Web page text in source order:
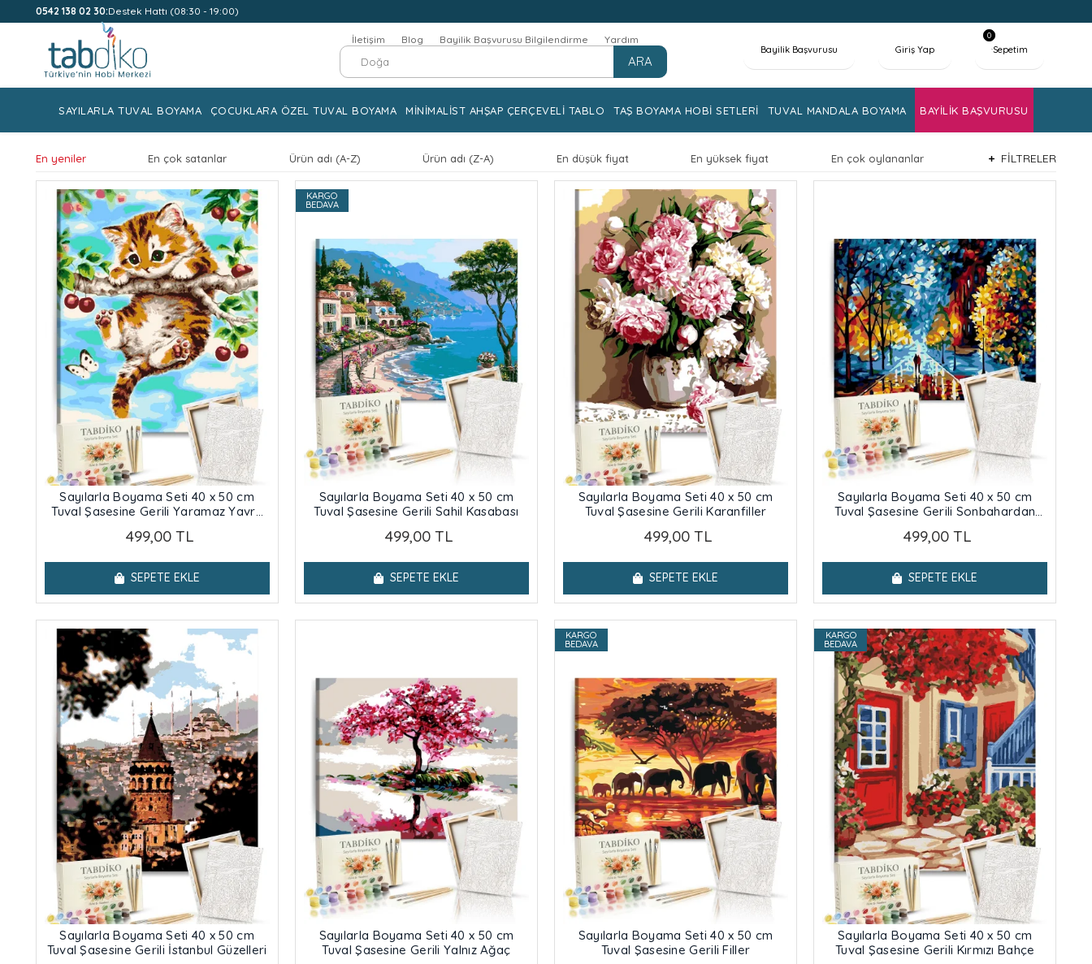
0542 138 02 30:Destek Hattı (08:30 - 19:00)
İletişim Blog Bayilik Başvurusu Bilgilendirme Yardım
ARA
Bayilik Başvurusu Giriş Yap Sepetim
0
SAYILARLA TUVAL BOYAMA ÇOCUKLARA ÖZEL TUVAL BOYAMA MİNİMALİST AHŞAP ÇERÇEVELİ TABLO TAŞ BOYAMA HOBİ SETLERİ TUVAL MANDALA BOYAMA BAYİLİK BAŞVURUSU
En yeniler En çok satanlar Ürün adı (A-Z) Ürün adı (Z-A) En düşük fiyat En yüksek fiyat En çok oylananlar FİLTRELER
Sayılarla Boyama Seti 40 x 50 cm
Tuval Şasesine Gerili Yaramaz Yavru
499,00 TL
SEPETE EKLE
KARGO
BEDAVA
Sayılarla Boyama Seti 40 x 50 cm
Tuval Şasesine Gerili Sahil Kasabası
499,00 TL
SEPETE EKLE
Sayılarla Boyama Seti 40 x 50 cm
Tuval Şasesine Gerili Karanfiller
499,00 TL
SEPETE EKLE
Sayılarla Boyama Seti 40 x 50 cm
Tuval Şasesine Gerili Sonbahardan
499,00 TL
SEPETE EKLE
Sayılarla Boyama Seti 40 x 50 cm
Tuval Şasesine Gerili İstanbul Güzelleri
Sayılarla Boyama Seti 40 x 50 cm
Tuval Şasesine Gerili Yalnız Ağaç
KARGO
BEDAVA
Sayılarla Boyama Seti 40 x 50 cm
Tuval Şasesine Gerili Filler
KARGO
BEDAVA
Sayılarla Boyama Seti 40 x 50 cm
Tuval Şasesine Gerili Kırmızı Bahçe